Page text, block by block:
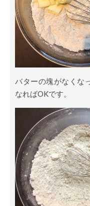
バターの塊がなくな
なればOKです。